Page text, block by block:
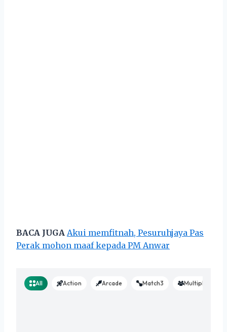
BACA JUGA Akui memfitnah, Pesuruhjaya Pas
Perak mohon maaf kepada PM Anwar